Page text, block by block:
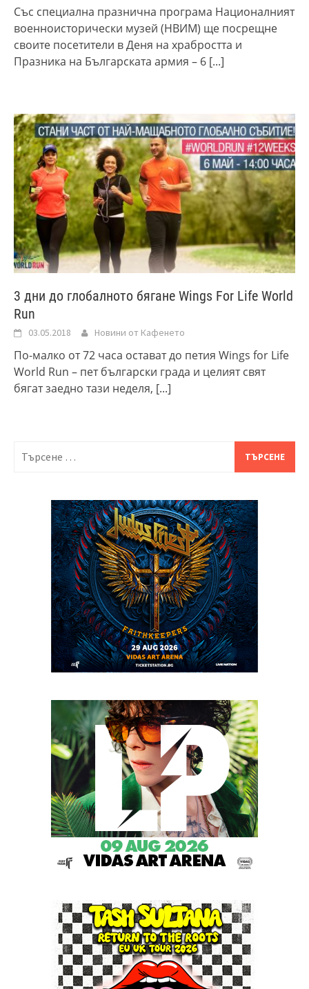
Със специална празнична програма Националният
военноисторически музей (НВИМ) ще посрещне
своите посетители в Деня на храбростта и
Празника на Българската армия – 6 [...]
3 дни до глобалното бягане Wings For Life World
Run
03.05.2018 Новини от Кафенето
По-малко от 72 часа остават до петия Wings for Life
World Run – пет български града и целият свят
бягат заедно тази неделя, [...]
Търсене